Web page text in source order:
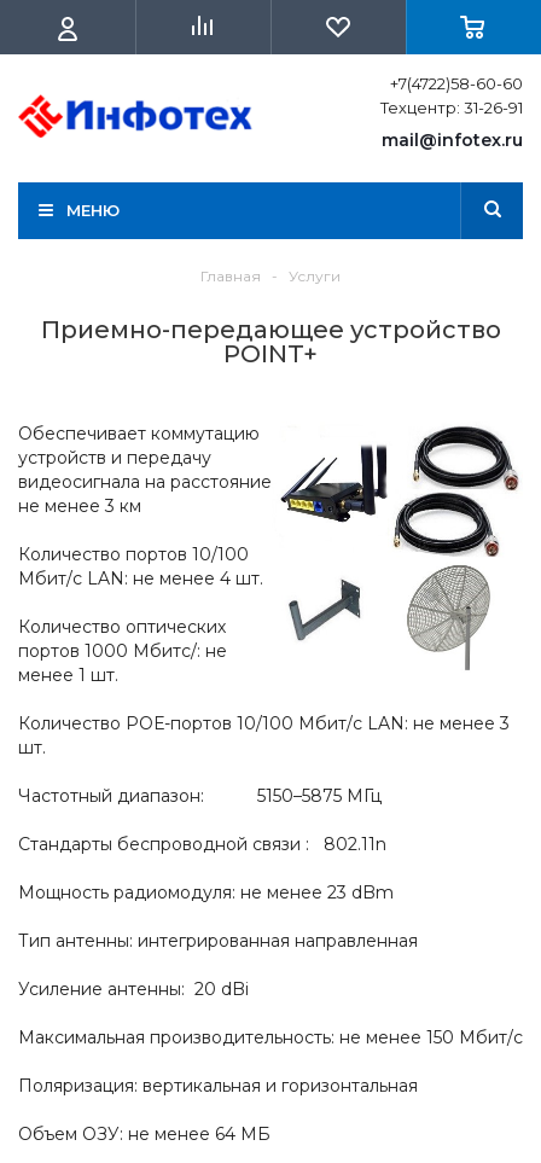
+7(4722)58-60-60
Техцентр: 31-26-91
mail@infotex.ru
МЕНЮ
Главная - Услуги
Приемно-передающее устройство
POINT+
Обеспечивает коммутацию
устройств и передачу
видеосигнала на расстояние
не менее 3 км
Количество портов 10/100
Mбит/с LAN: не менее 4 шт.
Количество оптических
портов 1000 Mбитс/: не
менее 1 шт.
Количество РОЕ-портов 10/100 Mбит/с LAN: не менее 3
шт.
Частотный диапазон: 5150–5875 МГц
Стандарты беспроводной связи : 802.11n
Мощность радиомодуля: не менее 23 dBm
Тип антенны: интегрированная направленная
Усиление антенны: 20 dBi
Максимальная производительность: не менее 150 Мбит/с
Поляризация: вертикальная и горизонтальная
Объем ОЗУ: не менее 64 МБ